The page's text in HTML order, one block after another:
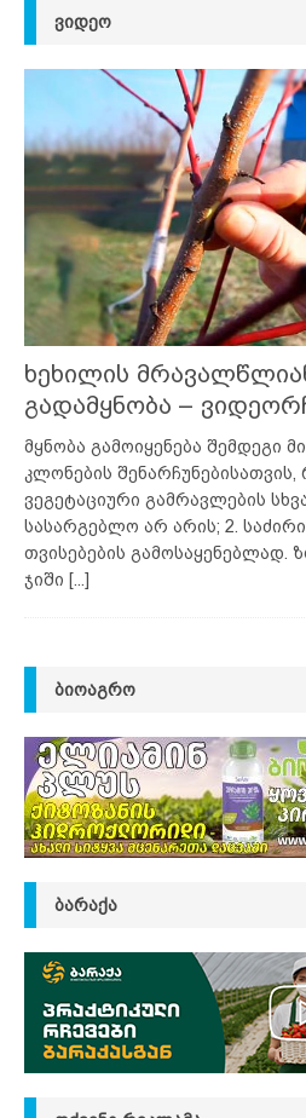
ᲕᲘᲓᲔᲝ
ხეხილის
გადამყნობა –
მყნობა გამოიყენება შემდეგი
კლონების
ვეგეტაციური გამრავლების
სასარგებლო არ არის; 2.
თვისებების გამოსაყენებლად.
ჯიში [...]
ᲑᲘᲝᲐᲒᲠᲝ
ᲑᲐᲠᲐᲥᲐ